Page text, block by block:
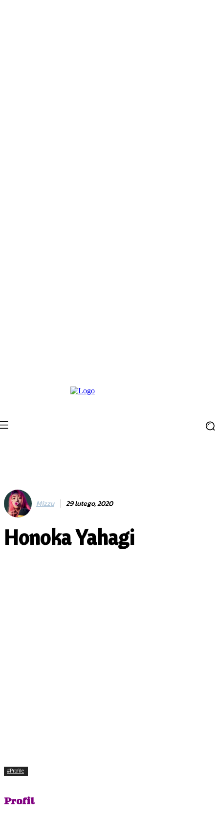
Mizzu 29 lutego, 2020
Honoka Yahagi
#Profile
Profil